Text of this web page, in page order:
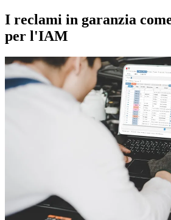
I reclami in garanzia
per l'IAM